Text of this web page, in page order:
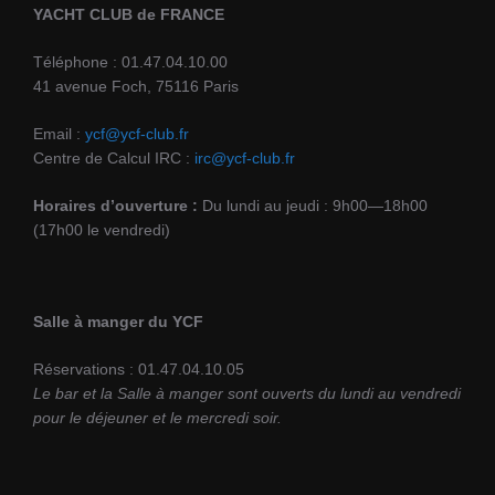
YACHT CLUB de FRANCE
Téléphone : 01.47.04.10.00
41 avenue Foch, 75116 Paris
Email : ycf@ycf-club.fr
Centre de Calcul IRC : irc@ycf-club.fr
Horaires d’ouverture : Du lundi au jeudi : 9h00—18h00
(17h00 le vendredi)
Salle à manger du YCF
Réservations : 01.47.04.10.05
Le bar et la Salle à manger sont ouverts du lundi au vendredi
pour le déjeuner et le mercredi soir.